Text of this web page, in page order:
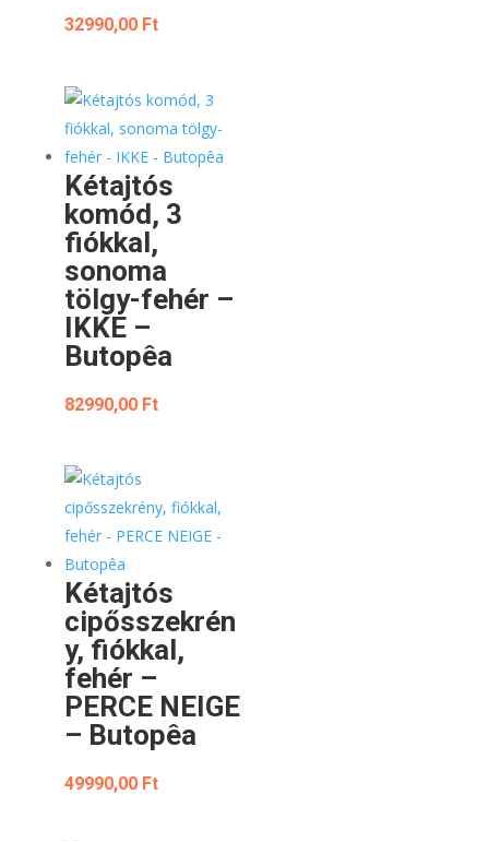
32990,00 Ft
Kétajtós
komód, 3
fiókkal,
sonoma
tölgy-fehér –
IKKE –
Butopêa
82990,00 Ft
Kétajtós
cipősszekrén
y, fiókkal,
fehér –
PERCE NEIGE
– Butopêa
49990,00 Ft